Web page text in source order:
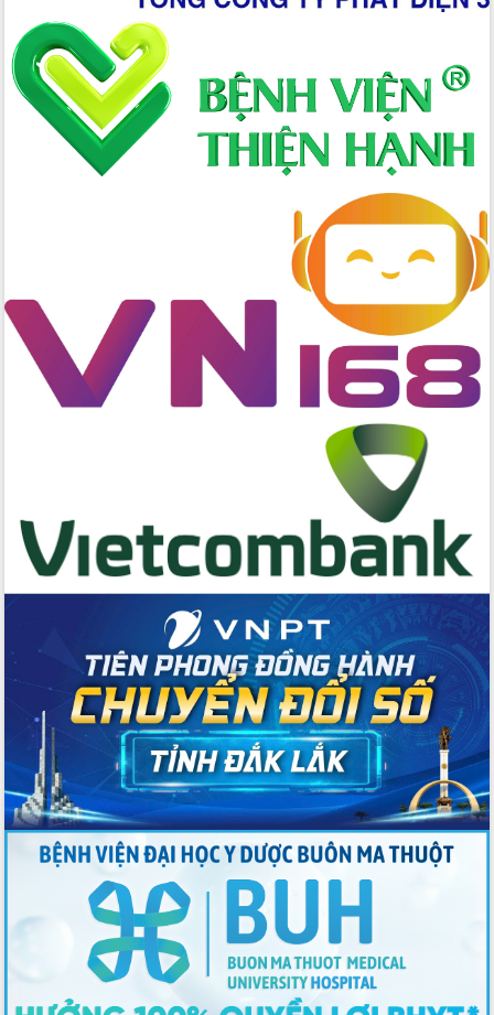
Quyết liệt tháo gỡ vướng mắc, đẩy
nhanh tiến độ các dự án trọng điểm
trong Khu kinh tế Nam Phú Yên
Hòn Yến phát triển du lịch gắn với bảo
tồn biển
Lấy ý kiến điều chỉnh Quy hoạch tỉnh
Đắk Lắk thời kỳ 2021-2030, tầm nhìn
đến năm 2050
kinh tế từ 10% trở lên trong Quý
II/2026
Đắk Lắk ký kết thỏa thuận hợp tác về
chuyển đổi số giai đoạn 2026 – 2030
với Tập đoàn Bưu chính Viễn thông
Việt Nam
du khách thông qua Hệ thống cơ sở dữ
liệu và Bản đồ số
trong thương mại điện tử năm 2026
Đoàn đại biểu Quốc hội tỉnh Đắk Lắk
trao đổi thông tin trước Kỳ họp thứ
nhất, Quốc hội khóa XVI
Quyết liệt cải cách hành chính, khơi
thông nguồn lực phát triển
Nâng cao hiệu lực, hiệu quả HĐND
tỉnh thông qua hiện đại hóa hành chính
Xã Ea Phê gắn cải cách hành chính với
chuyển đổi số
Phó Chủ tịch Thường trực UBND tỉnh
Hồ Thị Nguyên Thảo làm việc tại Trung
tâm Phục vụ hành chính công xã Ea
Phê
Xây dựng nền hành chính số đồng
hành cùng nông dân dân, doanh nghiệp
Giai đoạn 2026-2030, Đắk Lắk phấn